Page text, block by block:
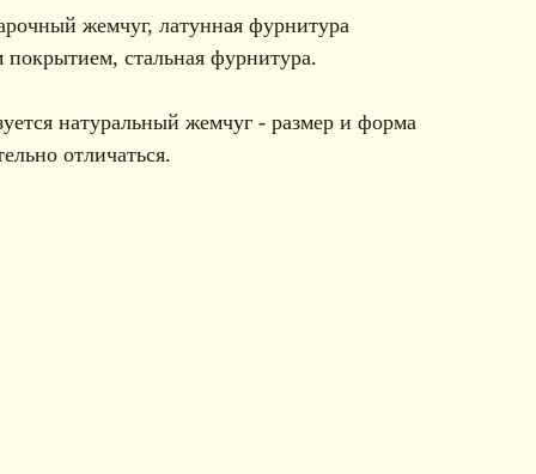
жемчуг, латунная фурнитура
стальная фурнитура.
натуральный жемчуг - размер и форма
отличаться.